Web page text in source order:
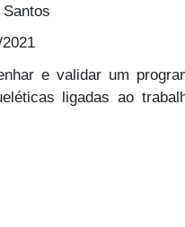
e validar um
ligadas ao